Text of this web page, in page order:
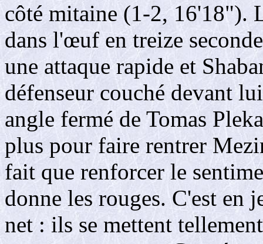
côté mitaine (1-2, 16'18").
dans l'œuf en treize
une attaque rapide et
défenseur couché devant
angle fermé de Tomas
plus pour faire rentrer
fait que renforcer le
donne les rouges. C'est en
net : ils se mettent